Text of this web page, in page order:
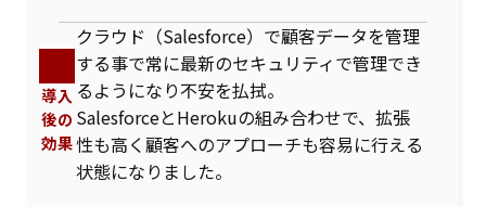
導入
後の
効果
クラウド（Salesforce）で顧客データを管理
する事で常に最新のセキュリティで管理でき
るようになり不安を払拭。
SalesforceとHerokuの組み合わせで、拡張
性も高く顧客へのアプローチも容易に行える
状態になりました。